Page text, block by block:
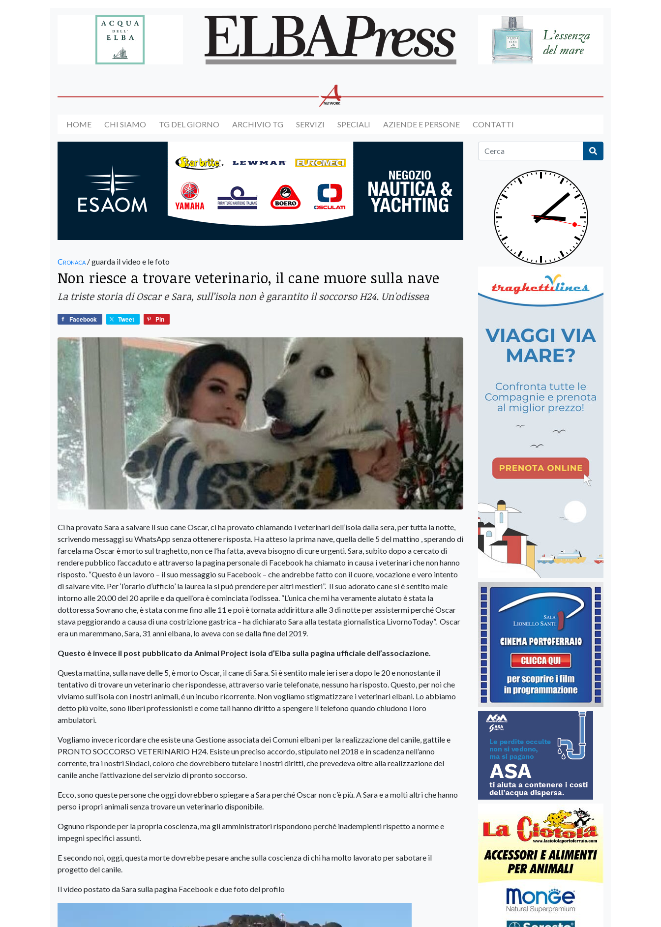
HOME CHI SIAMO TG DEL GIORNO ARCHIVIO TG SERVIZI SPECIALI AZIENDE E PERSONE CONTATTI
Cronaca / guarda il video e le foto
Non riesce a trovare veterinario, il cane muore sulla nave
La triste storia di Oscar e Sara, sull’isola non è garantito il soccorso H24. Un'odissea
Facebook Tweet Pin
Ci ha provato Sara a salvare il suo cane Oscar, ci ha provato chiamando i veterinari dell’isola dalla sera, per tutta la notte,
scrivendo messaggi su WhatsApp senza ottenere risposta. Ha atteso la prima nave, quella delle 5 del mattino , sperando di
farcela ma Oscar è morto sul traghetto, non ce l’ha fatta, aveva bisogno di cure urgenti. Sara, subito dopo a cercato di
rendere pubblico l’accaduto e attraverso la pagina personale di Facebook ha chiamato in causa i veterinari che non hanno
risposto. “Questo è un lavoro – il suo messaggio su Facebook – che andrebbe fatto con il cuore, vocazione e vero intento
di salvare vite. Per ‘l’orario d’ufficio’ la laurea la si può prendere per altri mestieri”. Il suo adorato cane si è sentito male
intorno alle 20.00 del 20 aprile e da quell’ora è cominciata l’odissea. “L’unica che mi ha veramente aiutato è stata la
dottoressa Sovrano che, è stata con me fino alle 11 e poi è tornata addirittura alle 3 di notte per assistermi perché Oscar
stava peggiorando a causa di una costrizione gastrica – ha dichiarato Sara alla testata giornalistica LivornoToday”. Oscar
era un maremmano, Sara, 31 anni elbana, lo aveva con se dalla fine del 2019.
Questo è invece il post pubblicato da Animal Project isola d’Elba sulla pagina ufficiale dell’associazione.
Questa mattina, sulla nave delle 5, è morto Oscar, il cane di Sara. Si è sentito male ieri sera dopo le 20 e nonostante il
tentativo di trovare un veterinario che rispondesse, attraverso varie telefonate, nessuno ha risposto. Questo, per noi che
viviamo sull’isola con i nostri animali, é un incubo ricorrente. Non vogliamo stigmatizzare i veterinari elbani. Lo abbiamo
detto più volte, sono liberi professionisti e come tali hanno diritto a spengere il telefono quando chiudono i loro
ambulatori.
Vogliamo invece ricordare che esiste una Gestione associata dei Comuni elbani per la realizzazione del canile, gattile e
PRONTO SOCCORSO VETERINARIO H24. Esiste un preciso accordo, stipulato nel 2018 e in scadenza nell’anno
corrente, tra i nostri Sindaci, coloro che dovrebbero tutelare i nostri diritti, che prevedeva oltre alla realizzazione del
canile anche l’attivazione del servizio di pronto soccorso.
Ecco, sono queste persone che oggi dovrebbero spiegare a Sara perché Oscar non c’è più. A Sara e a molti altri che hanno
perso i propri animali senza trovare un veterinario disponibile.
Ognuno risponde per la propria coscienza, ma gli amministratori rispondono perché inadempienti rispetto a norme e
impegni specifici assunti.
E secondo noi, oggi, questa morte dovrebbe pesare anche sulla coscienza di chi ha molto lavorato per sabotare il
progetto del canile.
Il video postato da Sara sulla pagina Facebook e due foto del profilo